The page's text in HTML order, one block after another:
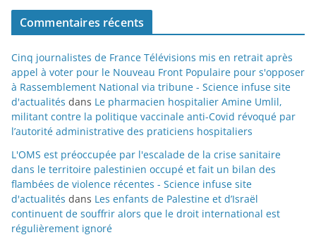
Commentaires récents
Cinq journalistes de France Télévisions mis en retrait après
appel à voter pour le Nouveau Front Populaire pour s'opposer
à Rassemblement National via tribune - Science infuse site
d'actualités dans Le pharmacien hospitalier Amine Umlil,
militant contre la politique vaccinale anti-Covid révoqué par
l’autorité administrative des praticiens hospitaliers
L'OMS est préoccupée par l'escalade de la crise sanitaire
dans le territoire palestinien occupé et fait un bilan des
flambées de violence récentes - Science infuse site
d'actualités dans Les enfants de Palestine et d’Israël
continuent de souffrir alors que le droit international est
régulièrement ignoré